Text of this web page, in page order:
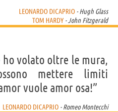
LEONARDO DICAPRIO - Hugh Glass
TOM HARDY - John Fitzgerald
ho volato oltre le mura,
mettere limiti
vuole amor osa!”
LEONARDO DICAPRIO - Romeo Montecchi